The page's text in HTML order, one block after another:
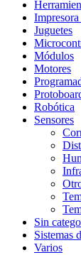
Juguetes
Módulos
Motores
Robótica
Sensores
Sin
Sistemas
Varios